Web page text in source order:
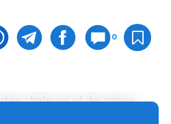
0
chaleurs et de risque